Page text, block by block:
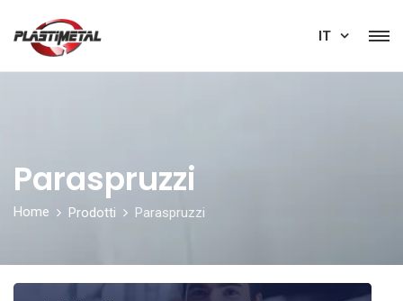
IT
Paraspruzzi
Home Prodotti Paraspruzzi